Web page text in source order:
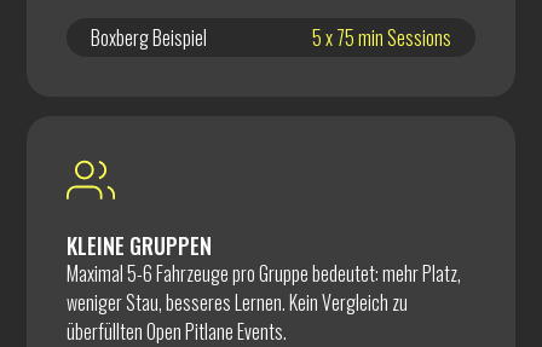
Boxberg Beispiel
5 x 75 min Sessions
KLEINE GRUPPEN
Maximal 5-6 Fahrzeuge pro Gruppe bedeutet: mehr Platz,
weniger Stau, besseres Lernen. Kein Vergleich zu
überfüllten Open Pitlane Events.